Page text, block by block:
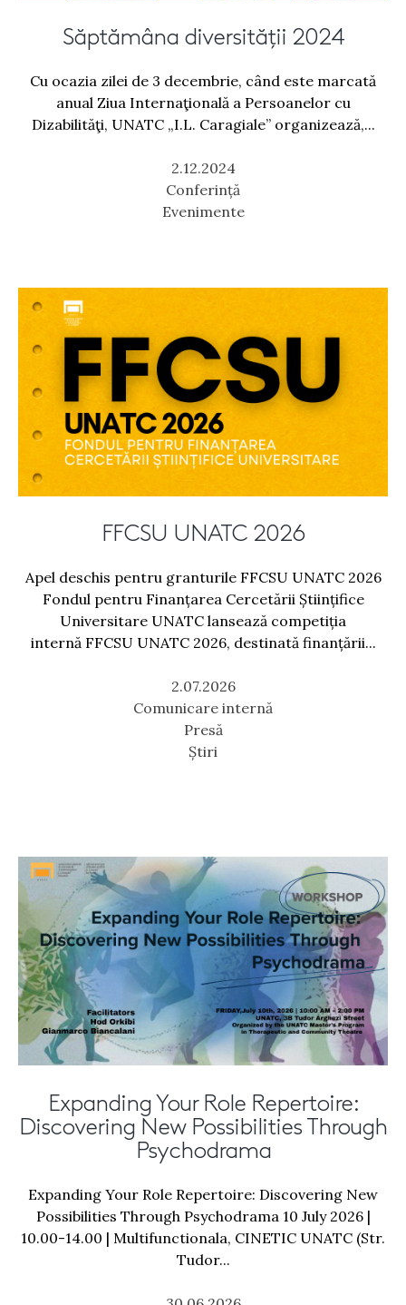
Săptămâna diversității 2024
Cu ocazia zilei de 3 decembrie, când este marcată
anual Ziua Internaţională a Persoanelor cu
Dizabilităţi, UNATC „I.L. Caragiale” organizează,...
2.12.2024
Conferință
Evenimente
FFCSU UNATC 2026
Apel deschis pentru granturile FFCSU UNATC 2026
Fondul pentru Finanțarea Cercetării Științifice
Universitare UNATC lansează competiția
internă FFCSU UNATC 2026, destinată finanțării...
2.07.2026
Comunicare internă
Presă
Știri
Expanding Your Role Repertoire:
Discovering New Possibilities Through
Psychodrama
Expanding Your Role Repertoire: Discovering New
Possibilities Through Psychodrama 10 July 2026 |
10.00-14.00 | Multifunctionala, CINETIC UNATC (Str.
Tudor...